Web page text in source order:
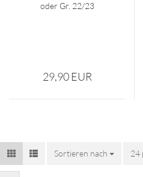
oder Gr. 22/23
29,90 EUR
Sortieren nach
Sortieren nach 24